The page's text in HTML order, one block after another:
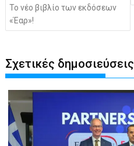
Το νέο βιβλίο των εκδόσεων
«Έαρ»!
Σχετικές δημοσιεύσεις